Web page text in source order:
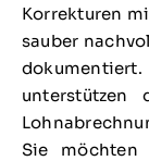
Korrekturen
sauber
unterstützen
Sie möchten